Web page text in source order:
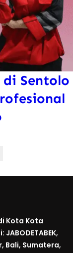
di Sentolo
Kota Kota
Bali, Sumatera,